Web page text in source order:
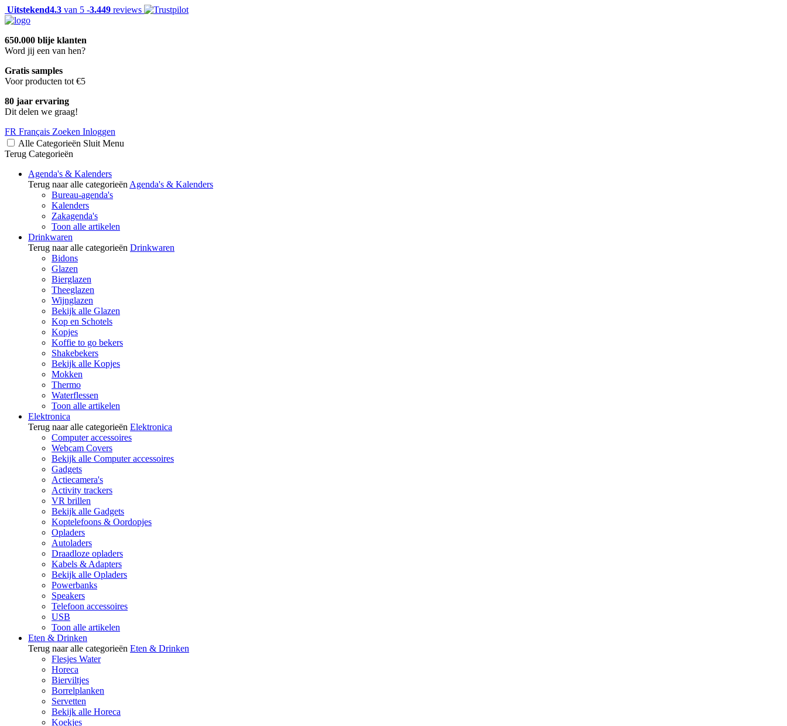
Uitstekend4.3 van 5 -3.449 reviews
650.000 blije klanten
Word jij een van hen?
Gratis samples
Voor producten tot €5
80 jaar ervaring
Dit delen we graag!
FR Français Zoeken Inloggen
Alle Categorieën Sluit Menu
Terug Categorieën
Agenda's & Kalenders
Terug naar alle categorieën Agenda's & Kalenders
Bureau-agenda's
Kalenders
Zakagenda's
Toon alle artikelen
Drinkwaren
Terug naar alle categorieën Drinkwaren
Bidons
Glazen
Bierglazen
Theeglazen
Wijnglazen
Bekijk alle Glazen
Kop en Schotels
Kopjes
Koffie to go bekers
Shakebekers
Bekijk alle Kopjes
Mokken
Thermo
Waterflessen
Toon alle artikelen
Elektronica
Terug naar alle categorieën Elektronica
Computer accessoires
Webcam Covers
Bekijk alle Computer accessoires
Gadgets
Actiecamera's
Activity trackers
VR brillen
Bekijk alle Gadgets
Koptelefoons & Oordopjes
Opladers
Autoladers
Draadloze opladers
Kabels & Adapters
Bekijk alle Opladers
Powerbanks
Speakers
Telefoon accessoires
USB
Toon alle artikelen
Eten & Drinken
Terug naar alle categorieën Eten & Drinken
Flesjes Water
Horeca
Bierviltjes
Borrelplanken
Servetten
Bekijk alle Horeca
Koekjes